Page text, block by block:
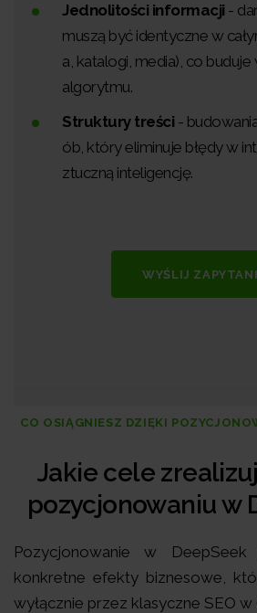
Jednolitości informacji -
muszą być identyczne w
a, katalogi, media), co
algorytmu.
Struktury treści -
ób, który eliminuje błędy w
ztuczną inteligencję.
WYŚLIJ
CO OSIĄGNIESZ DZIĘKI
Jakie cele
pozycjonowaniu w
Pozycjonowanie w
konkretne efekty biznesowe,
wyłącznie przez klasyczne SEO w